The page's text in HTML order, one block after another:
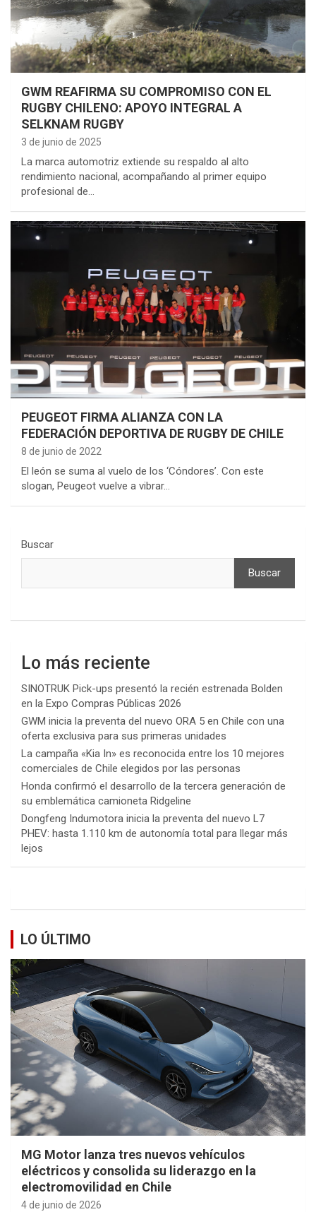
GWM REAFIRMA SU COMPROMISO CON EL
RUGBY CHILENO: APOYO INTEGRAL A
SELKNAM RUGBY
3 de junio de 2025
La marca automotriz extiende su respaldo al alto
rendimiento nacional, acompañando al primer equipo
profesional de…
PEUGEOT FIRMA ALIANZA CON LA
FEDERACIÓN DEPORTIVA DE RUGBY DE CHILE
8 de junio de 2022
El león se suma al vuelo de los ‘Cóndores’. Con este
slogan, Peugeot vuelve a vibrar…
Buscar
Buscar
Lo más reciente
SINOTRUK Pick-ups presentó la recién estrenada Bolden
en la Expo Compras Públicas 2026
GWM inicia la preventa del nuevo ORA 5 en Chile con una
oferta exclusiva para sus primeras unidades
La campaña «Kia In» es reconocida entre los 10 mejores
comerciales de Chile elegidos por las personas
Honda confirmó el desarrollo de la tercera generación de
su emblemática camioneta Ridgeline
Dongfeng Indumotora inicia la preventa del nuevo L7
PHEV: hasta 1.110 km de autonomía total para llegar más
lejos
LO ÚLTIMO
MG Motor lanza tres nuevos vehículos
eléctricos y consolida su liderazgo en la
electromovilidad en Chile
4 de junio de 2026